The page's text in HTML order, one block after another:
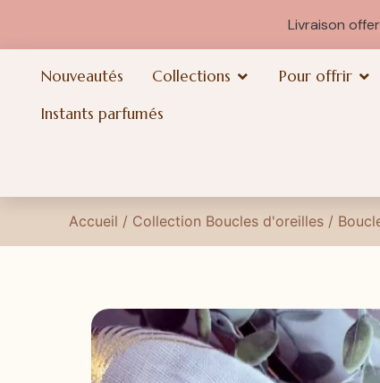
Livraison
Nouveautés Collections
Pour offrir
Instants parfumés
Accueil / Collection Boucles d'oreilles /